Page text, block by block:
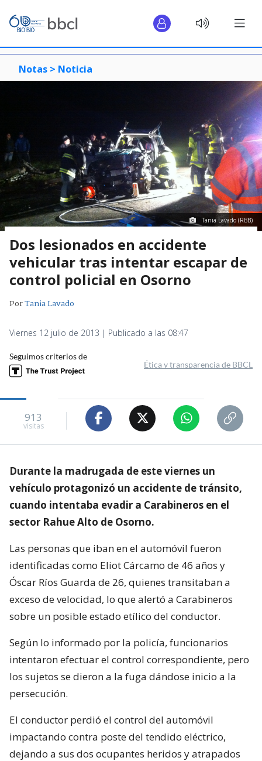
Notas > Noticia
Tania Lavado (RBB)
Dos lesionados en accidente
vehicular tras intentar escapar de
control policial en Osorno
PorTania Lavado
Viernes 12 julio de 2013 | Publicado a las 08:47
Seguimos criterios de
Ética y transparencia de BBCL
913
visitas
Durante la madrugada de este viernes un
vehículo protagonizó un accidente de tránsito,
cuando intentaba evadir a Carabineros en el
sector Rahue Alto de Osorno.
Las personas que iban en el automóvil fueron
identificadas como Eliot Cárcamo de 46 años y
Óscar Ríos Guarda de 26, quienes transitaban a
exceso de velocidad, lo que alertó a Carabineros
sobre un posible estado etílico del conductor.
Según lo informado por la policía, funcionarios
intentaron efectuar el control correspondiente, pero
los sujetos se dieron a la fuga dándose inicio a la
persecución.
El conductor perdió el control del automóvil
impactando contra poste del tendido eléctrico,
dejando a sus dos ocupantes heridos y atrapados